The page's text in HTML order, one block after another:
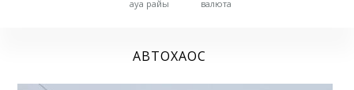
ауа райы
EUR валюта
АВТОХАОС